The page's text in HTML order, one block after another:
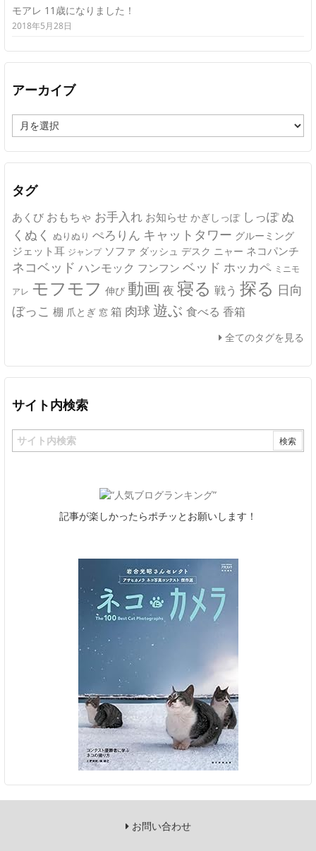
モアレ 11歳になりました！
2018年5月28日
アーカイブ
ー
カ
イ
タグ
あくび おもちゃ お手入れ お知らせ かぎしっぽ しっぽ ぬ
くぬく ぬりぬり ぺろりん キャットタワー グルーミング
ジェット耳 ジャンプ ソファ ダッシュ デスク ニャー ネコパンチ
ネコベッド ハンモック フンフン ベッド ホッカペ ミニモ
アレ モフモフ 伸び 動画 夜 寝る 戦う 探る 日向
ぼっこ 棚 爪とぎ 窓 箱 肉球 遊ぶ 食べる 香箱
全てのタグを見る
サイト内検索
記事が楽しかったらポチッとお願いします！
お問い合わせ